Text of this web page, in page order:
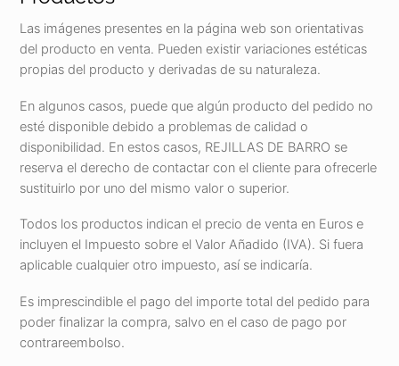
Las imágenes presentes en la página web son orientativas
del producto en venta. Pueden existir variaciones estéticas
propias del producto y derivadas de su naturaleza.
En algunos casos, puede que algún producto del pedido no
esté disponible debido a problemas de calidad o
disponibilidad. En estos casos, REJILLAS DE BARRO se
reserva el derecho de contactar con el cliente para ofrecerle
sustituirlo por uno del mismo valor o superior.
Todos los productos indican el precio de venta en Euros e
incluyen el Impuesto sobre el Valor Añadido (IVA). Si fuera
aplicable cualquier otro impuesto, así se indicaría.
Es imprescindible el pago del importe total del pedido para
poder finalizar la compra, salvo en el caso de pago por
contrareembolso.